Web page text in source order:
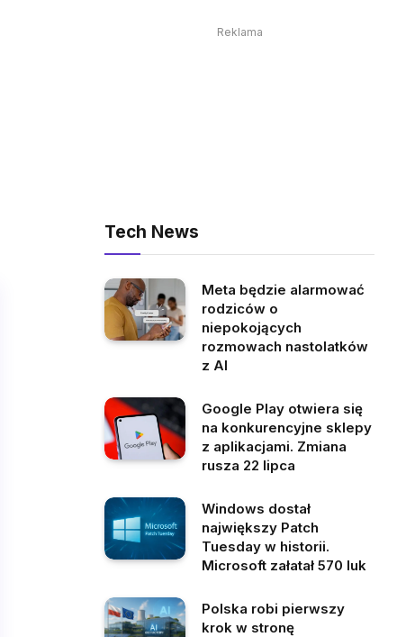
Reklama
Tech News
Meta będzie alarmować
rodziców o
niepokojących
rozmowach nastolatków
z AI
Google Play otwiera się
na konkurencyjne sklepy
z aplikacjami. Zmiana
rusza 22 lipca
Windows dostał
największy Patch
Tuesday w historii.
Microsoft załatał 570 luk
Polska robi pierwszy
krok w stronę